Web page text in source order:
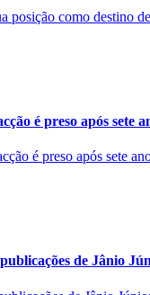
é preso após sete
de Jânio